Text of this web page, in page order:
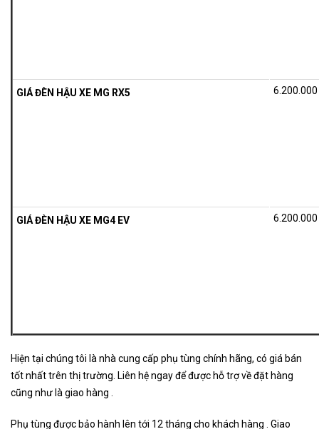
GIÁ ĐÈN HẬU XE MG RX5
GIÁ ĐÈN HẬU XE MG4 EV
Hiện tại chúng tôi là nhà cung cấp phụ tùng chính hãng, có giá bán
tốt nhất trên thị trường. Liên hệ ngay để được hỗ trợ về đặt hàng
cũng như là giao hàng .
Phụ tùng được bảo hành lên tới 12 tháng cho khách hàng . Giao